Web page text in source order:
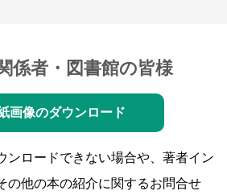
係者・図書館の皆様
画像のダウンロード
ンロードできない場合や、著者イン
の他の本の紹介に関するお問合せ